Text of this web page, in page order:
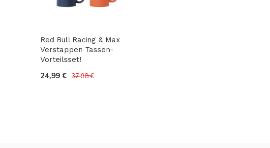
Red Bull Racing & Max
Verstappen Tassen-
Vorteilsset!
24,99 € 37,98 €